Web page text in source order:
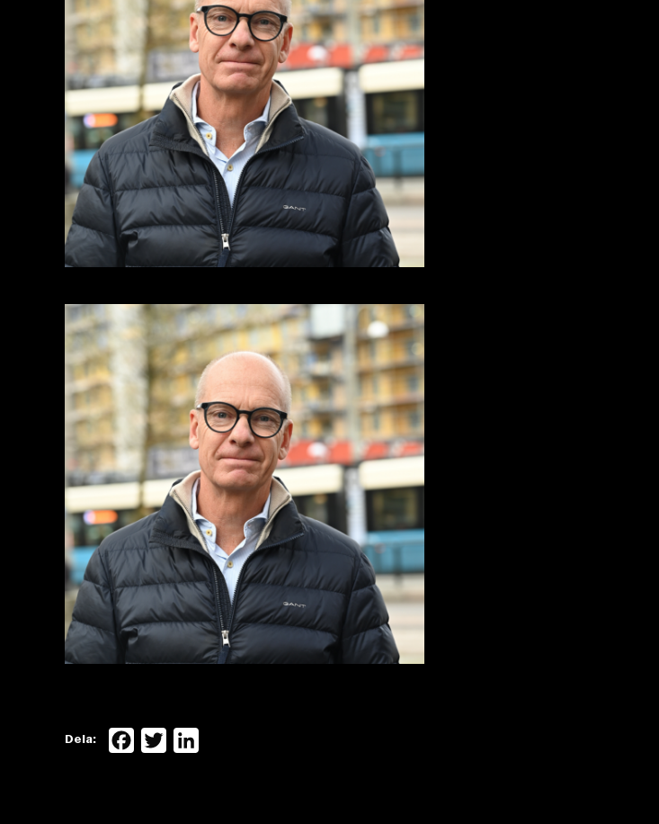
Dela: Facebook
Twitter